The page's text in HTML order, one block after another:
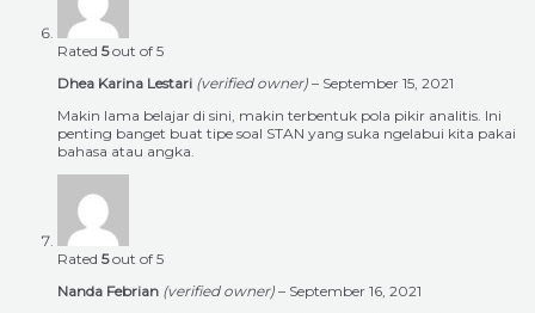
Rated 5out of 5
Dhea Karina Lestari (verified owner) – September 15, 2021
Makin lama belajar di sini, makin terbentuk pola pikir analitis. Ini
penting banget buat tipe soal STAN yang suka ngelabui kita pakai
bahasa atau angka.
Rated 5out of 5
Nanda Febrian (verified owner) – September 16, 2021